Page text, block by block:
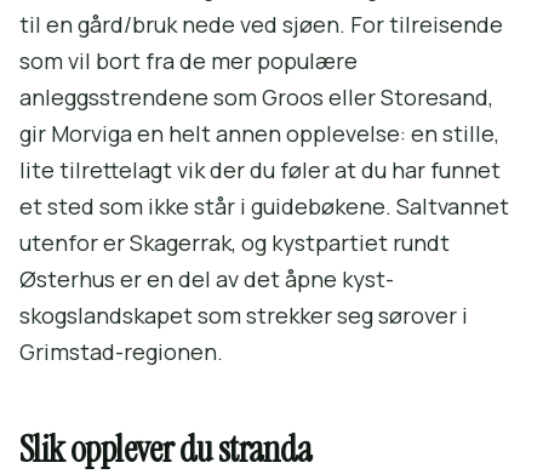
til en gård/bruk nede ved sjøen. For tilreisende
som vil bort fra de mer populære
anleggsstrendene som Groos eller Storesand,
gir Morviga en helt annen opplevelse: en stille,
lite tilrettelagt vik der du føler at du har funnet
et sted som ikke står i guidebøkene. Saltvannet
utenfor er Skagerrak, og kystpartiet rundt
Østerhus er en del av det åpne kyst-
skogslandskapet som strekker seg sørover i
Grimstad-regionen.
Slik opplever du stranda